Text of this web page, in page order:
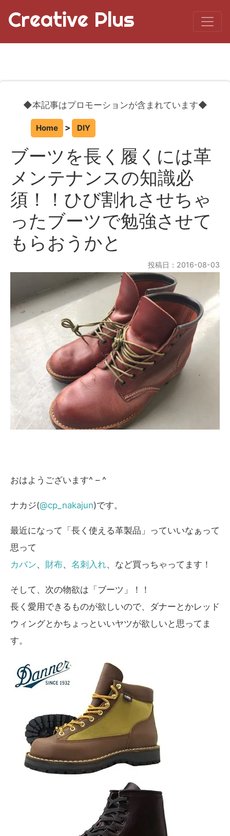
Creative Plus
◆本記事はプロモーションが含まれています◆
Home DIY
ブーツを長く履くには革
メンテナンスの知識必
須！！ひび割れさせちゃ
ったブーツで勉強させて
もらおうかと
投稿日：2016-08-03
おはようございます^ – ^
ナカジ(@cp_nakajun)です。
最近になって「長く使える革製品」っていいなぁって
思って
カバン、 財布、 名刺入れ、など買っちゃってます！
そして、次の物欲は「ブーツ」！！
長く愛用できるものが欲しいので、ダナーとかレッド
ウィングとかちょっといいヤツが欲しいと思ってま
す。